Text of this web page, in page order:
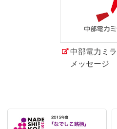
中部電力ミ
メッセージ